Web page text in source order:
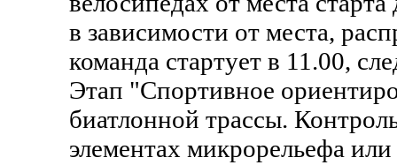
в зависимости от места,
команда стартует в 11.00,
Этап "Спортивное
биатлонной трассы.
элементах микрорельефа